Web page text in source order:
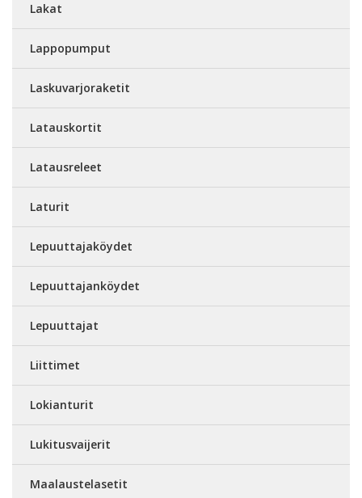
Lakat
Lappopumput
Laskuvarjoraketit
Latauskortit
Latausreleet
Laturit
Lepuuttajaköydet
Lepuuttajanköydet
Lepuuttajat
Liittimet
Lokianturit
Lukitusvaijerit
Maalaustelasetit